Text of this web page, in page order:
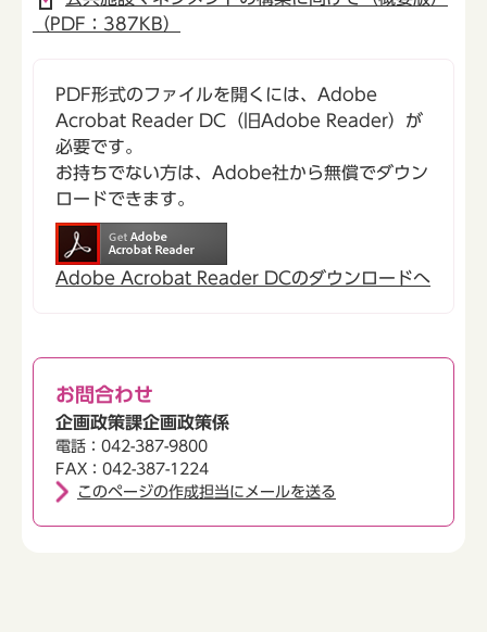
（PDF：387KB）
PDF形式のファイルを開くには、Adobe
Acrobat Reader DC（旧Adobe Reader）が
必要です。
お持ちでない方は、Adobe社から無償でダウン
ロードできます。
Adobe Acrobat Reader DCのダウンロードへ
お問合わせ
企画政策課企画政策係
電話：042-387-9800
FAX：042-387-1224
このページの作成担当にメールを送る